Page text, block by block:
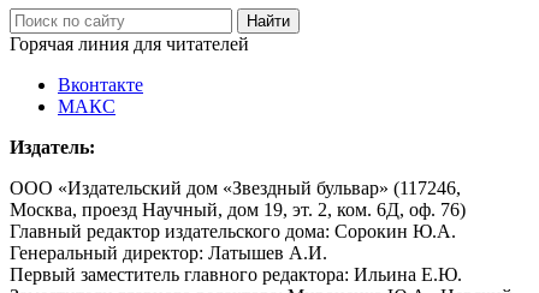
Горячая линия для читателей
Вконтакте
МАКС
Издатель:
ООО «Издательский дом «Звездный бульвар» (117246,
Москва, проезд Научный, дом 19, эт. 2, ком. 6Д, оф. 76)
Главный редактор издательского дома: Сорокин Ю.А.
Генеральный директор: Латышев А.И.
Первый заместитель главного редактора: Ильина Е.Ю.